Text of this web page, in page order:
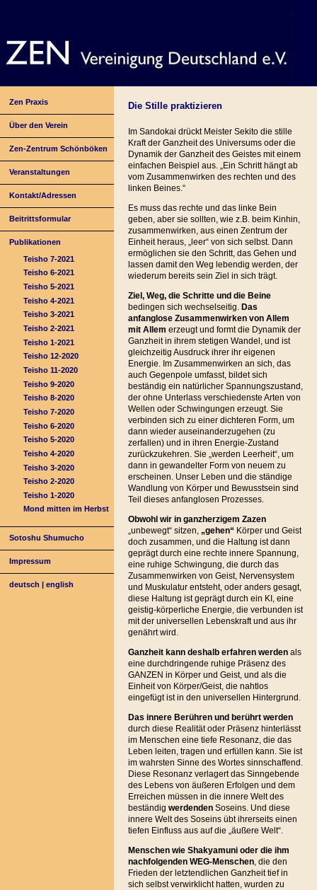
Zen Praxis
Über den Verein
Zen-Zentrum Schönböken
Veranstaltungen
Kontakt/Adressen
Beitrittsformular
Publikationen
Teisho 7-2021
Teisho 6-2021
Teisho 5-2021
Teisho 4-2021
Teisho 3-2021
Teisho 2-2021
Teisho 1-2021
Teisho 12-2020
Teisho 11-2020
Teisho 9-2020
Teisho 8-2020
Teisho 7-2020
Teisho 6-2020
Teisho 5-2020
Teisho 4-2020
Teisho 3-2020
Teisho 2-2020
Teisho 1-2020
Mond mitten im Herbst
Sotoshu Shumucho
Impressum
deutsch |english
Die Stille praktizieren
Im Sandokai drückt Meister Sekito die stille
Kraft der Ganzheit des Universums oder die
Dynamik der Ganzheit des Geistes mit einem
einfachen Beispiel aus. „Ein Schritt hängt ab
vom Zusammenwirken des rechten und des
linken Beines.“
Es muss das rechte und das linke Bein
geben, aber sie sollten, wie z.B. beim Kinhin,
zusammenwirken, aus einen Zentrum der
Einheit heraus, „leer“ von sich selbst. Dann
ermöglichen sie den Schritt, das Gehen und
lassen damit den Weg lebendig werden, der
wiederum bereits sein Ziel in sich trägt.
Ziel, Weg, die Schritte und die Beine
bedingen sich wechselseitig.Das
anfanglose Zusammenwirken von Allem
mit Allem erzeugt und formt die Dynamik der
Ganzheit in ihrem stetigen Wandel, und ist
gleichzeitig Ausdruck ihrer ihr eigenen
Energie. Im Zusammenwirken an sich, das
auch Gegenpole umfasst, bildet sich
beständig ein natürlicher Spannungszustand,
der ohne Unterlass verschiedenste Arten von
Wellen oder Schwingungen erzeugt. Sie
verbinden sich zu einer dichteren Form, um
dann wieder auseinanderzugehen (zu
zerfallen) und in ihren Energie-Zustand
zurückzukehren. Sie „werden Leerheit“, um
dann in gewandelter Form von neuem zu
erscheinen. Unser Leben und die ständige
Wandlung von Körper und Bewusstsein sind
Teil dieses anfanglosen Prozesses.
Obwohl wir in ganzherzigem Zazen
„unbewegt“ sitzen, „gehen“ Körper und Geist
doch zusammen, und die Haltung ist dann
geprägt durch eine rechte innere Spannung,
eine ruhige Schwingung, die durch das
Zusammenwirken von Geist, Nervensystem
und Muskulatur entsteht, oder anders gesagt,
diese Haltung ist geprägt durch ein KI, eine
geistig-körperliche Energie, die verbunden ist
mit der universellen Lebenskraft und aus ihr
genährt wird.
Ganzheit kann deshalb erfahren werdenals
eine durchdringende ruhige Präsenz des
GANZEN in Körper und Geist, und als die
Einheit von Körper/Geist, die nahtlos
eingefügt ist in den universellen Hintergrund.
Das innere Berühren und berührt werden
durch diese Realität oder Präsenz hinterlässt
im Menschen eine tiefe Resonanz, die das
Leben leiten, tragen und erfüllen kann. Sie ist
im wahrsten Sinne des Wortes sinnschaffend.
Diese Resonanz verlagert das Sinngebende
des Lebens von äußeren Erfolgen und dem
Erreichen müssen in die innere Welt des
beständig werdendenSoseins. Und diese
innere Welt des Soseins übt ihrerseits einen
tiefen Einfluss aus auf die „äußere Welt“.
Menschen wie Shakyamuni oder die ihm
nachfolgenden WEG-Menschen, die den
Frieden der letztendlichen Ganzheit tief in
sich selbst verwirklicht hatten, wurden zu